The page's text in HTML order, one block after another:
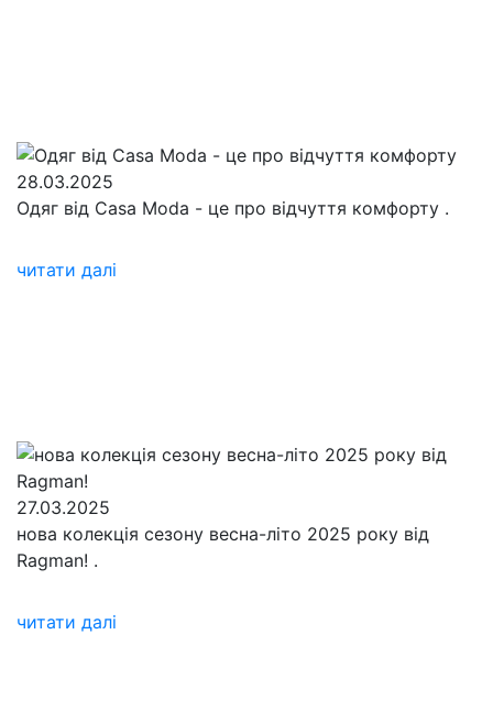
28.03.2025
Одяг від Casa Moda - це про відчуття комфорту .
читати далі
27.03.2025
нова колекція сезону весна-літо 2025 року від
Ragman! .
читати далі